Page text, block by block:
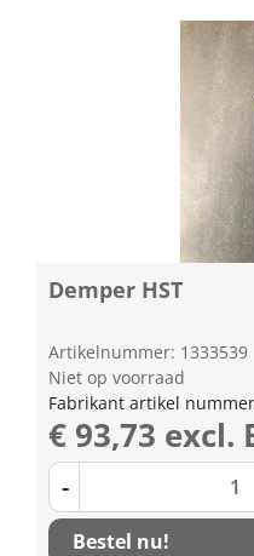
Demper HST
Artikelnummer: 1333539
Niet op voorraad
Fabrikant artikel
€ 93,73 excl.
-
Bestel nu!